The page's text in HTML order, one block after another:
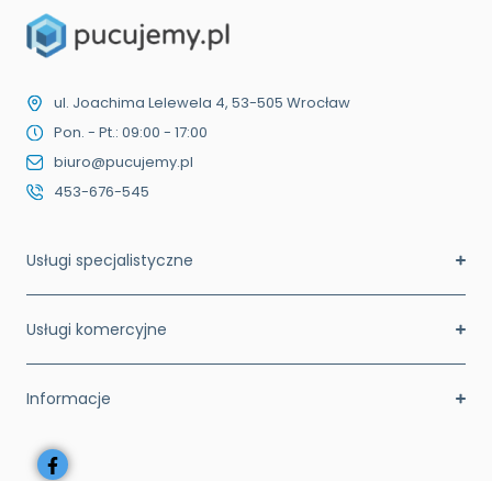
ul. Joachima Lelewela 4, 53-505 Wrocław
Pon. - Pt.: 09:00 - 17:00
biuro@pucujemy.pl
453-676-545
Usługi specjalistyczne
Usługi komercyjne
Informacje